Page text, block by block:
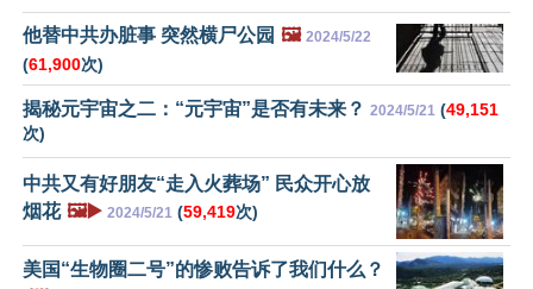
他替中共办脏事 突然横尸公园 🖼️ 2024/5/22
(61,900次)
揭秘元宇宙之二：“元宇宙”是否有未来？ 2024/5/21 (49,151
次)
中共又有好朋友“走入火葬场” 民众开心放
烟花 🖼️▶️ 2024/5/21 (59,419次)
美国“生物圈二号”的惨败告诉了我们什么？